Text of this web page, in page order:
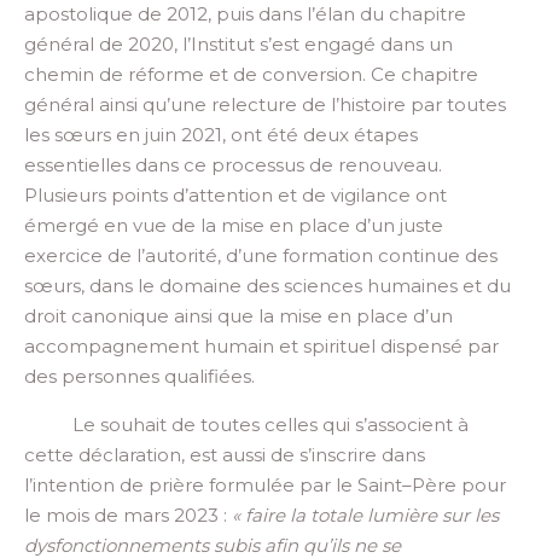
apostolique de 2012, puis dans l’élan du chapitre
général de 2020, l’Institut s’est engagé dans un
chemin de réforme et de conversion. Ce chapitre
général ainsi qu’une relecture de l’histoire par toutes
les sœurs en juin 2021, ont été deux étapes
essentielles dans ce processus de renouveau.
Plusieurs points d’attention et de vigilance ont
émergé en vue de la mise en place d’un juste
exercice de l’autorité, d’une formation continue des
sœurs, dans le domaine des sciences humaines et du
droit canonique ainsi que la mise en place d’un
accompagnement humain et spirituel dispensé par
des personnes qualifiées.
Le souhait de toutes celles qui s’associent à
cette déclaration, est aussi de s’inscrire dans
l’intention de prière formulée par le Saint–Père pour
le mois de mars 2023 : « faire la totale lumière sur les
dysfonctionnements subis afin qu’ils ne se